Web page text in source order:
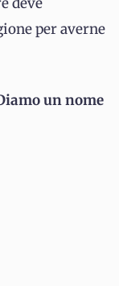
per averne
un nome